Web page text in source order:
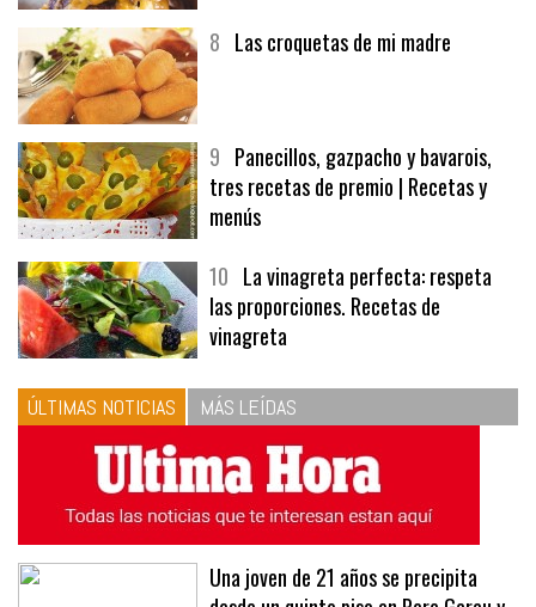
9Panecillos, gazpacho y bavarois,
tres recetas de premio | Recetas y
menús
10La vinagreta perfecta: respeta
las proporciones. Recetas de
vinagreta
ÚLTIMAS NOTICIAS MÁS LEÍDAS